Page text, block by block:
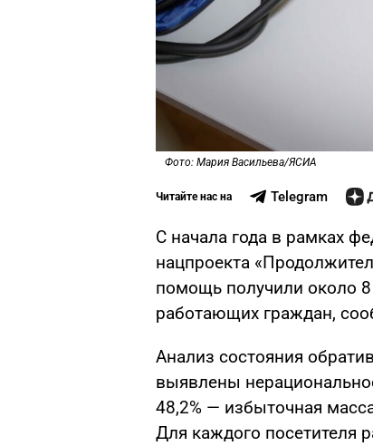
Фото: Мария Васильева/ЯСИА
Читайте нас на Telegram
С начала года в рамках
нацпроекта
помощь получили около 8
работающих граждан,
Анализ состояния
выявлены
48,2% — избыточная
Для каждого посетителя